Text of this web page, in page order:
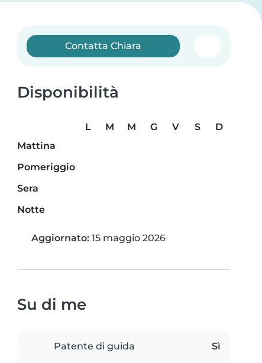
Contatta Chiara
Disponibilità
L M M G V S
D
Mattina
Pomeriggio
Sera
Notte
Aggiornato: 15 maggio 2026
Su di me
Patente di guida Sì